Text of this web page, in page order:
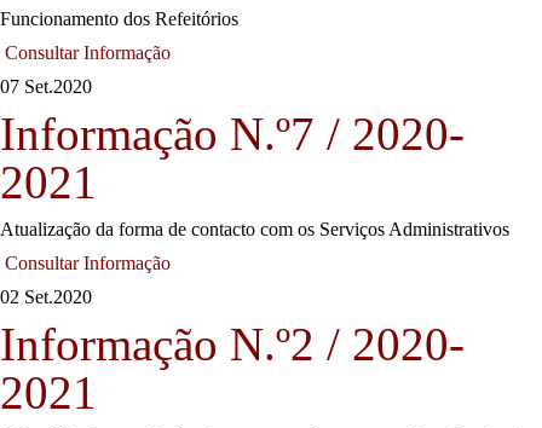
Funcionamento dos Refeitórios
Consultar Informação
07 Set.2020
Informação N.º7 / 2020-
2021
Atualização da forma de contacto com os Serviços Administrativos
Consultar Informação
02 Set.2020
Informação N.º2 / 2020-
2021